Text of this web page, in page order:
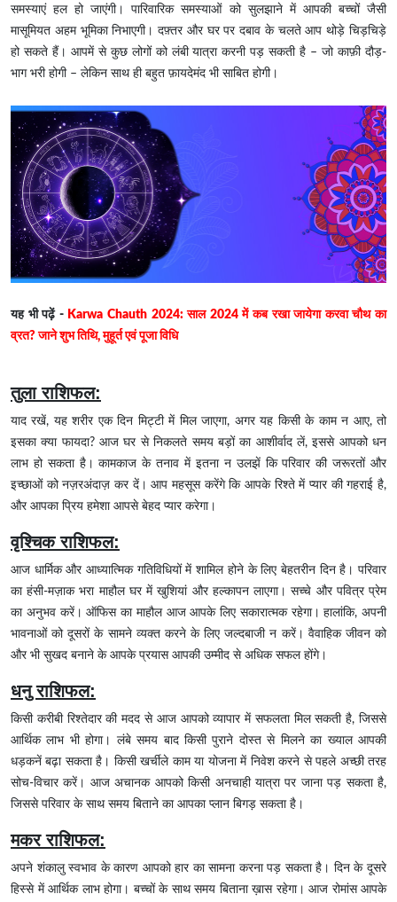
समस्याएं हल हो जाएंगी। पारिवारिक समस्याओं को सुलझाने में आपकी बच्चों जैसी
मासूमियत अहम भूमिका निभाएगी। दफ़्तर और घर पर दबाव के चलते आप थोड़े चिड़चिड़े
हो सकते हैं। आपमें से कुछ लोगों को लंबी यात्रा करनी पड़ सकती है – जो काफ़ी दौड़-
भाग भरी होगी – लेकिन साथ ही बहुत फ़ायदेमंद भी साबित होगी।
यह भी पढ़ें - Karwa Chauth 2024: साल 2024 में कब रखा जायेगा करवा चौथ का
व्रत? जाने शुभ तिथि, मुहूर्त एवं पूजा विधि
तुला राशिफल:
याद रखें, यह शरीर एक दिन मिट्टी में मिल जाएगा, अगर यह किसी के काम न आए, तो
इसका क्या फायदा? आज घर से निकलते समय बड़ों का आशीर्वाद लें, इससे आपको धन
लाभ हो सकता है। कामकाज के तनाव में इतना न उलझें कि परिवार की जरूरतों और
इच्छाओं को नज़रअंदाज़ कर दें। आप महसूस करेंगे कि आपके रिश्ते में प्यार की गहराई है,
और आपका प्रिय हमेशा आपसे बेहद प्यार करेगा।
वृश्चिक राशिफल:
आज धार्मिक और आध्यात्मिक गतिविधियों में शामिल होने के लिए बेहतरीन दिन है। परिवार
का हंसी-मज़ाक भरा माहौल घर में खुशियां और हल्कापन लाएगा। सच्चे और पवित्र प्रेम
का अनुभव करें। ऑफिस का माहौल आज आपके लिए सकारात्मक रहेगा। हालांकि, अपनी
भावनाओं को दूसरों के सामने व्यक्त करने के लिए जल्दबाजी न करें। वैवाहिक जीवन को
और भी सुखद बनाने के आपके प्रयास आपकी उम्मीद से अधिक सफल होंगे।
धनु राशिफल:
किसी करीबी रिश्तेदार की मदद से आज आपको व्यापार में सफलता मिल सकती है, जिससे
आर्थिक लाभ भी होगा। लंबे समय बाद किसी पुराने दोस्त से मिलने का ख्याल आपकी
धड़कनें बढ़ा सकता है। किसी खर्चीले काम या योजना में निवेश करने से पहले अच्छी तरह
सोच-विचार करें। आज अचानक आपको किसी अनचाही यात्रा पर जाना पड़ सकता है,
जिससे परिवार के साथ समय बिताने का आपका प्लान बिगड़ सकता है।
मकरराशिफल:
अपने शंकालु स्वभाव के कारण आपको हार का सामना करना पड़ सकता है। दिन के दूसरे
हिस्से में आर्थिक लाभ होगा। बच्चों के साथ समय बिताना ख़ास रहेगा। आज रोमांस आपके